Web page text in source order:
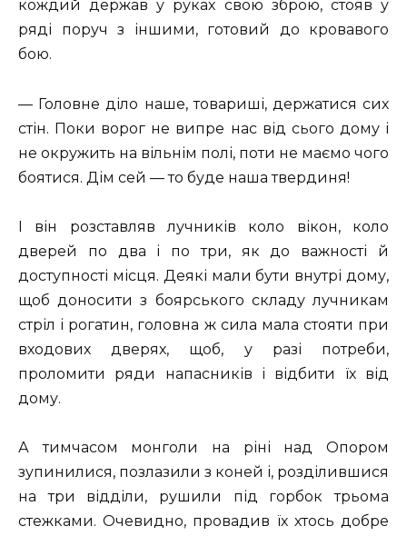
кождий держав у руках свою зброю, стояв у
ряді поруч з іншими, готовий до кровавого
бою.
— Головне діло наше, товариші, держатися сих
стін. Поки ворог не випре нас від сього дому і
не окружить на вільнім полі, поти не маємо чого
боятися. Дім сей — то буде наша твердиня!
І він розставляв лучників коло вікон, коло
дверей по два і по три, як до важності й
доступності місця. Деякі мали бути внутрі дому,
щоб доносити з боярського складу лучникам
стріл і рогатин, головна ж сила мала стояти при
входових дверях, щоб, у разі потреби,
проломити ряди напасників і відбити їх від
дому.
А тимчасом монголи на ріні над Опором
зупинилися, позлазили з коней і, розділившися
на три відділи, рушили під горбок трьома
стежками. Очевидно, провадив їх хтось добре